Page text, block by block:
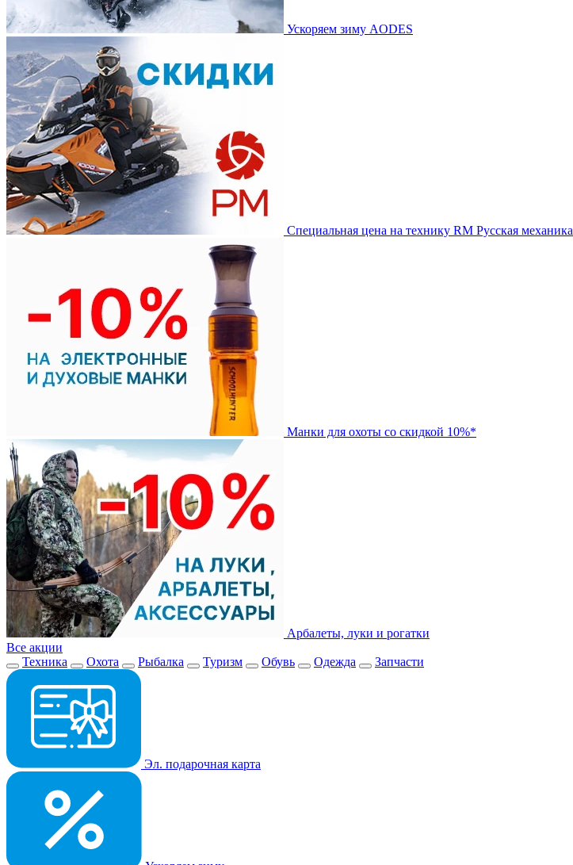
Ускоряем зиму AODES
Специальная цена на технику RM Русская механика
Манки для охоты со скидкой 10%*
Арбалеты, луки и рогатки
Все акции
Техника
Охота Рыбалка Туризм Обувь Одежда Запчасти
Эл. подарочная карта